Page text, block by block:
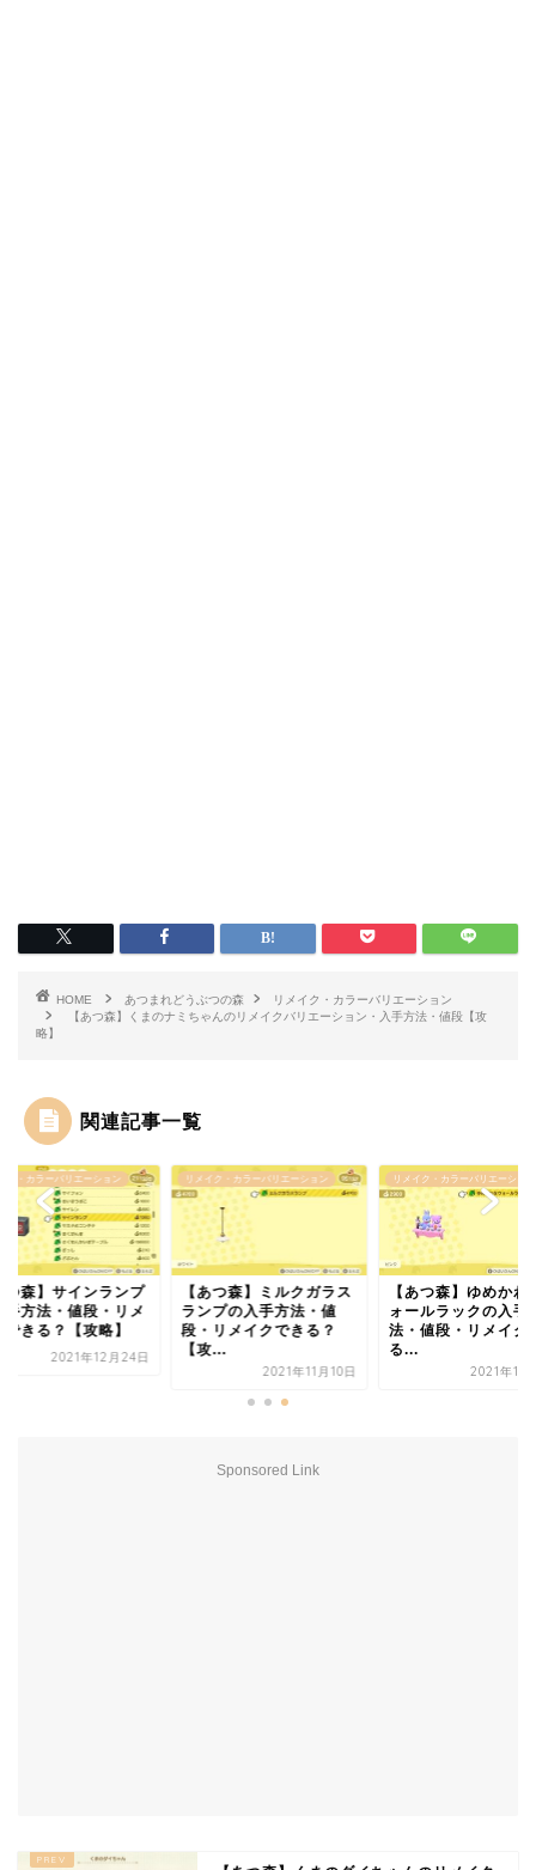
HOME あつまれどうぶつの森
リメイク・カラーバリエーション
【あつ森】くまのナミちゃんのリメイクバリエーション・入手方法・値段【攻
略】
関連記事一覧
ク・カラーバリエーション
つ森】サインランプ
手方法・値段・リメ
できる？【攻略】
2021年12月24日
リメイク・カラーバリエーション
【あつ森】ミルクガラス
ランプの入手方法・値
段・リメイクできる？
【攻...
2021年11月10日
リメイク・カラーバリエーション
【あつ森】ゆめかわ
ォールラックの入手
法・値段・リメイク
る...
2021年11
Sponsored Link